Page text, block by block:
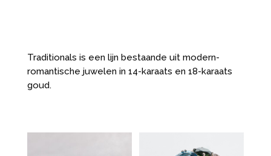
Traditionals is een lijn bestaande uit modern-
romantische juwelen in 14-karaats en 18-karaats
goud.